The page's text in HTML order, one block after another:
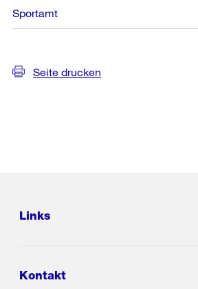
Sportamt
Seite drucken
Links
Kontakt